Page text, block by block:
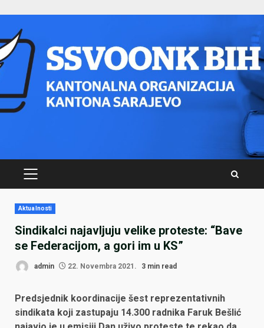
content
PRIMARY
Aktualnosti
Sindikalci najavljuju velike proteste: “Bave
se Federacijom, a gori im u KS”
admin 22. Novembra 2021. 3 min read
Predsjednik koordinacije šest reprezentativnih
sindikata koji zastupaju 14.300 radnika Faruk Bešlić